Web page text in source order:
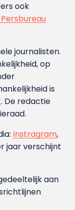
ook
journalisten.
op
is
. De redactie
Instragram,
jaar verschijnt
aan